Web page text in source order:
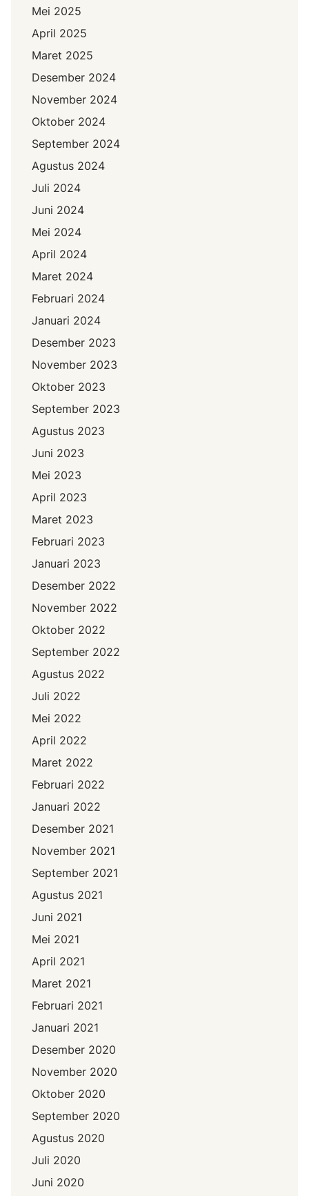
Mei 2025
April 2025
Maret 2025
Desember 2024
November 2024
Oktober 2024
September 2024
Agustus 2024
Juli 2024
Juni 2024
Mei 2024
April 2024
Maret 2024
Februari 2024
Januari 2024
Desember 2023
November 2023
Oktober 2023
September 2023
Agustus 2023
Juni 2023
Mei 2023
April 2023
Maret 2023
Februari 2023
Januari 2023
Desember 2022
November 2022
Oktober 2022
September 2022
Agustus 2022
Juli 2022
Mei 2022
April 2022
Maret 2022
Februari 2022
Januari 2022
Desember 2021
November 2021
September 2021
Agustus 2021
Juni 2021
Mei 2021
April 2021
Maret 2021
Februari 2021
Januari 2021
Desember 2020
November 2020
Oktober 2020
September 2020
Agustus 2020
Juli 2020
Juni 2020